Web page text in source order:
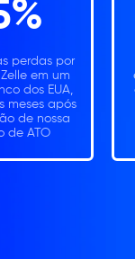
perdas por
em um
dos EUA,
meses após
de nossa
de ATO